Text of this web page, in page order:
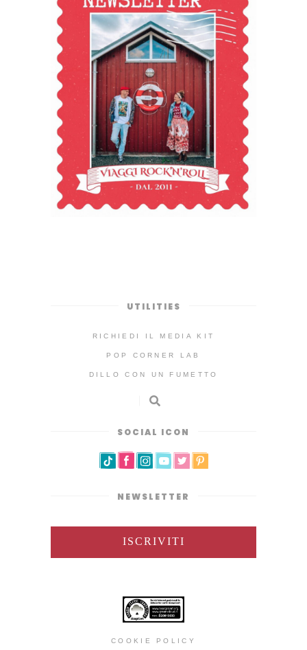
UTILITIES
RICHIEDI IL MEDIA KIT
POP CORNER LAB
DILLO CON UN FUMETTO
SOCIAL ICON
NEWSLETTER
ISCRIVITI
COOKIE POLICY